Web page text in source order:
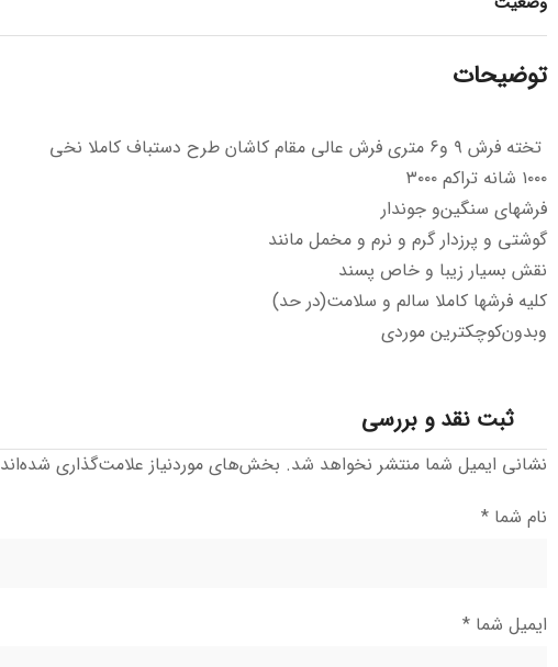
توضیحات
‌ تخته فرش ۹ و۶ متری فرش عالی مقام کاشان طرح دستباف کاملا نخی
۱۰۰۰ شانه تراکم ۳۰۰۰
فرشهای سنگین‌و جوندار
گوشتی و پرزدار گرم و نرم و مخمل مانند
نقش بسیار زیبا و خاص پسند
کلیه فرشها کاملا سالم و سلامت(در حد)
وبدون‌کوچکترین موردی
ثبت نقد و بررسی
نشانی ایمیل شما منتشر نخواهد شد. بخش‌های موردنیاز علامت‌گذاری شده‌اند
نام شما *
ایمیل شما *